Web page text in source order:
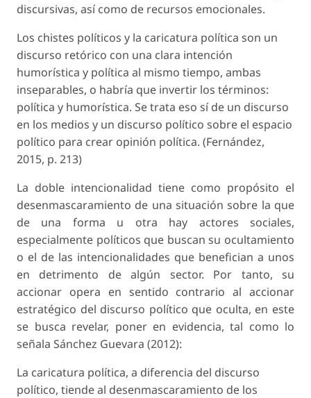
discursivas, así como de recursos emocionales.
Los chistes políticos y la caricatura política son un
discurso retórico con una clara intención
humorística y política al mismo tiempo, ambas
inseparables, o habría que invertir los términos:
política y humorística. Se trata eso sí de un discurso
en los medios y un discurso político sobre el espacio
político para crear opinión política. (Fernández,
2015, p. 213)
La doble intencionalidad tiene como propósito el
desenmascaramiento de una situación sobre la que
de una forma u otra hay actores sociales,
especialmente políticos que buscan su ocultamiento
o el de las intencionalidades que benefician a unos
en detrimento de algún sector. Por tanto, su
accionar opera en sentido contrario al accionar
estratégico del discurso político que oculta, en este
se busca revelar, poner en evidencia, tal como lo
señala Sánchez Guevara (2012):
La caricatura política, a diferencia del discurso
político, tiende al desenmascaramiento de los